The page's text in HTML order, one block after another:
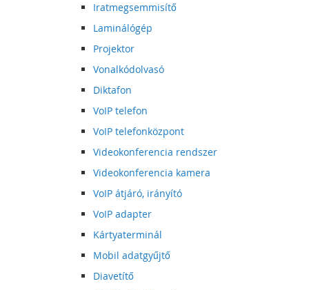
Iratmegsemmisítő
Laminálógép
Projektor
Vonalkódolvasó
Diktafon
VoIP telefon
VoIP telefonközpont
Videokonferencia rendszer
Videokonferencia kamera
VoIP átjáró, irányító
VoIP adapter
Kártyaterminál
Mobil adatgyűjtő
Diavetítő